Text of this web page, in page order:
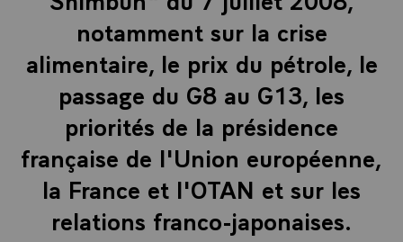
notamment sur la crise
alimentaire, le prix du pétrole, le
passage du G8 au G13, les
priorités de la présidence
française de l'Union européenne,
la France et l'OTAN et sur les
relations franco-japonaises.